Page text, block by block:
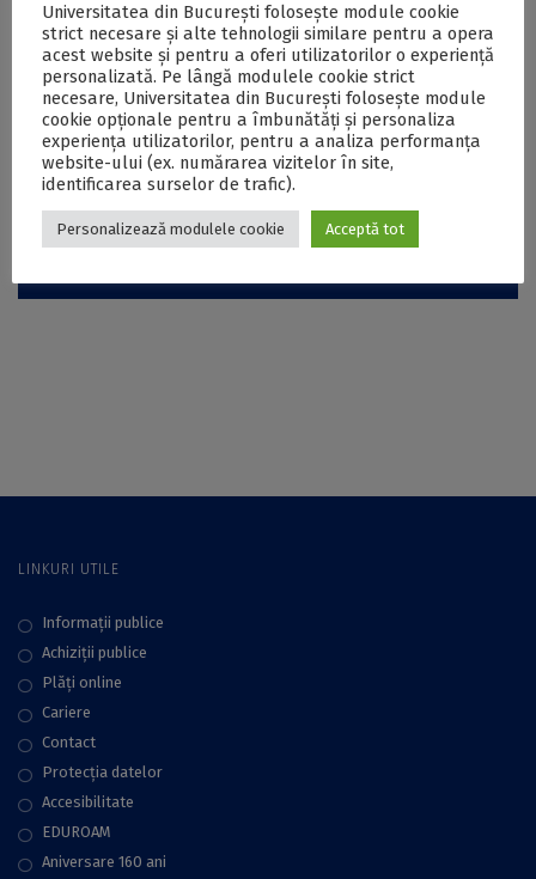
LINKURI UTILE
Informații publice
Achiziții publice
Plăţi online
Cariere
Contact
Protecţia datelor
Accesibilitate
EDUROAM
Aniversare 160 ani
Universitatea din București folosește module cookie
strict necesare și alte tehnologii similare pentru a opera
acest website și pentru a oferi utilizatorilor o experiență
personalizată. Pe lângă modulele cookie strict
necesare, Universitatea din București folosește module
cookie opționale pentru a îmbunătăți și personaliza
experiența utilizatorilor, pentru a analiza performanța
website-ului (ex. numărarea vizitelor în site,
identificarea surselor de trafic).
Personalizează modulele cookie Acceptă tot